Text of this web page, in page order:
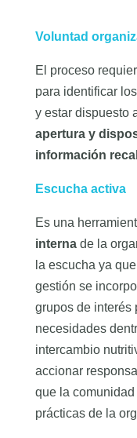
Voluntad
El proceso
para identificar
y estar dispuesto
apertura y
información
Escucha activa
Es una
internade la
la escucha ya
gestión se
grupos de interés
necesidades
intercambio
accionar
que la
prácticas de la